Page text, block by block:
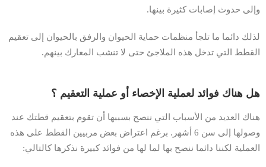
وإلى حدوث إصابات كثيرة بينها.
لذلك دائما ما تلجأ منظمات حماية الحيوان والرفق بالحيوان إلى تعقيم
القطط التي تدخل هذه الملاجئ حتى لا تنشب المعارك بينهم.
هل هناك فوائد لعملية الإخصاء أو عملية التعقيم ؟
هناك العديد من الأسباب التي ننصح بسببها أن تقوم بتعقيم قطتك عند
وصولها إلى سن 6 أشهر. برغم اعتراض بعض مربيين القطط على هذه
العملية لكننا دائما ننصح بها لما لها من فوائد كبيرة نذكرها كالتالي: